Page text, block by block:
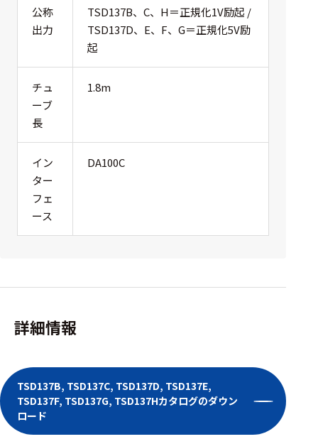
公称
出力
TSD137B、C、H＝正規化1V励起 /
TSD137D、E、F、G＝正規化5V励
起
チュ
ーブ
長
1.8m
イン
ター
フェ
ース
DA100C
詳細情報
TSD137B, TSD137C, TSD137D, TSD137E,
TSD137F, TSD137G, TSD137Hカタログのダウン
ロード